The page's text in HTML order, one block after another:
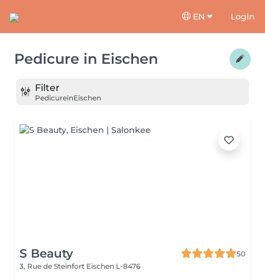
EN Login
Pedicure in Eischen
Filter
PedicureinEischen
S Beauty
50
3, Rue de Steinfort Eischen L-8476